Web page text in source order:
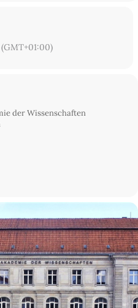
(GMT+01:00)
der Wissenschaften